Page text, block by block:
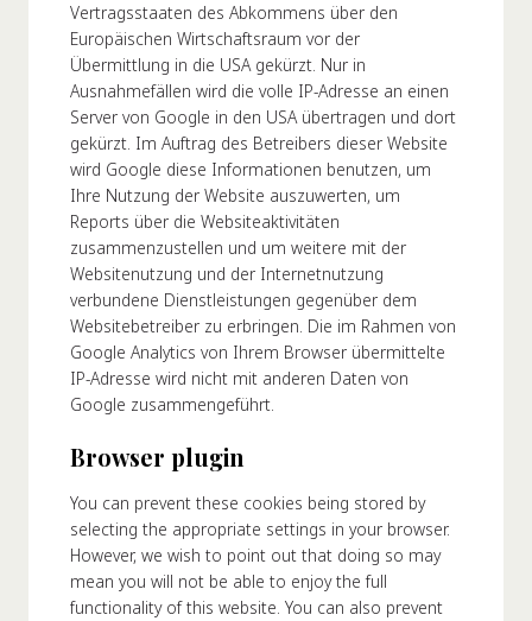
Vertragsstaaten des Abkommens über den
Europäischen Wirtschaftsraum vor der
Übermittlung in die USA gekürzt. Nur in
Ausnahmefällen wird die volle IP-Adresse an einen
Server von Google in den USA übertragen und dort
gekürzt. Im Auftrag des Betreibers dieser Website
wird Google diese Informationen benutzen, um
Ihre Nutzung der Website auszuwerten, um
Reports über die Websiteaktivitäten
zusammenzustellen und um weitere mit der
Websitenutzung und der Internetnutzung
verbundene Dienstleistungen gegenüber dem
Websitebetreiber zu erbringen. Die im Rahmen von
Google Analytics von Ihrem Browser übermittelte
IP-Adresse wird nicht mit anderen Daten von
Google zusammengeführt.
Browser plugin
You can prevent these cookies being stored by
selecting the appropriate settings in your browser.
However, we wish to point out that doing so may
mean you will not be able to enjoy the full
functionality of this website. You can also prevent